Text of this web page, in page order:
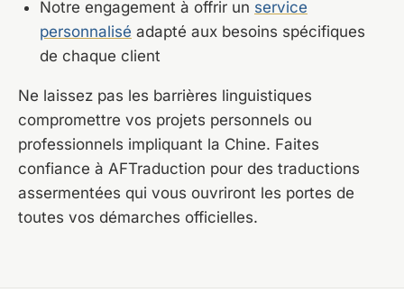
Notre engagement à offrir un service
personnalisé adapté aux besoins spécifiques
de chaque client
Ne laissez pas les barrières linguistiques
compromettre vos projets personnels ou
professionnels impliquant la Chine. Faites
confiance à AFTraduction pour des traductions
assermentées qui vous ouvriront les portes de
toutes vos démarches officielles.